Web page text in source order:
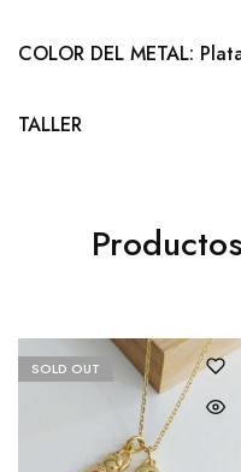
COLOR DEL METAL:
TALLER
SOLD OUT